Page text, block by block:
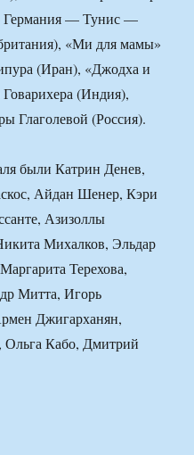
Германия — Тунис —
«Ми для мамы»
(Иран), «Джодха и
(Индия),
Глаголевой (Россия).
были Катрин Денев,
Айдан Шенер, Кэри
Азизоллы
Михалков, Эльдар
Терехова,
Митта, Игорь
Джигарханян,
Кабо, Дмитрий